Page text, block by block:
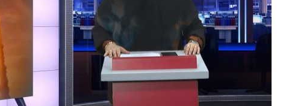
مصادر فلسطينية: قوات جيش الاحتلال الإسرائيلي تنسحب من مخيم